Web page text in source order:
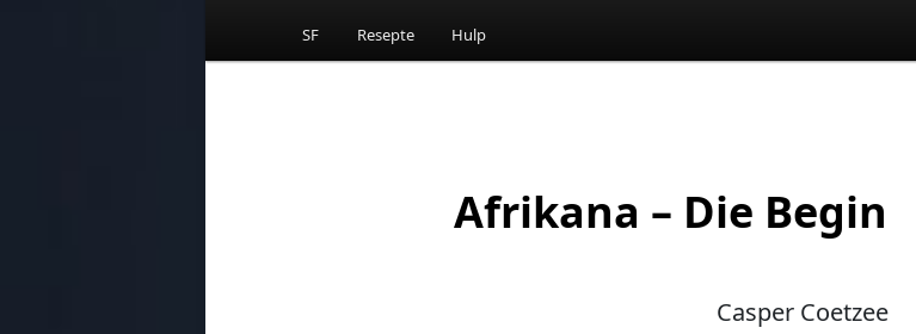
SF Resepte Hulp
Afrikana – Die Begin
Casper Coetzee